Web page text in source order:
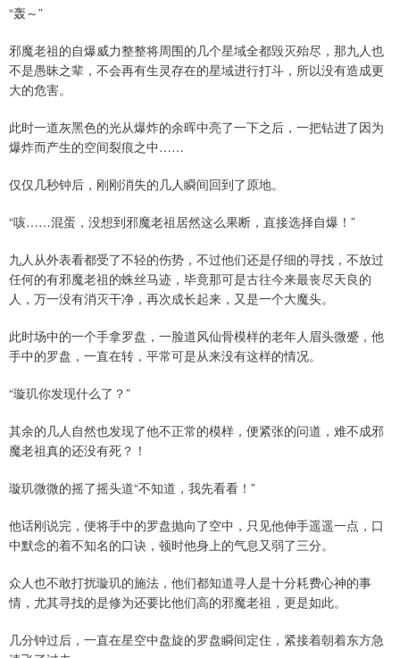
“轰～”
邪魔老祖的自爆威力整整将周围的几个星域全都毁灭殆尽，那九人也
不是愚昧之辈，不会再有生灵存在的星域进行打斗，所以没有造成更
大的危害。
此时一道灰黑色的光从爆炸的余晖中亮了一下之后，一把钻进了因为
爆炸而产生的空间裂痕之中……
仅仅几秒钟后，刚刚消失的几人瞬间回到了原地。
“咳……混蛋，没想到邪魔老祖居然这么果断，直接选择自爆！”
九人从外表看都受了不轻的伤势，不过他们还是仔细的寻找，不放过
任何的有邪魔老祖的蛛丝马迹，毕竟那可是古往今来最丧尽天良的
人，万一没有消灭干净，再次成长起来，又是一个大魔头。
此时场中的一个手拿罗盘，一脸道风仙骨模样的老年人眉头微蹙，他
手中的罗盘，一直在转，平常可是从来没有这样的情况。
“璇玑你发现什么了？”
其余的几人自然也发现了他不正常的模样，便紧张的问道，难不成邪
魔老祖真的还没有死？！
璇玑微微的摇了摇头道“不知道，我先看看！”
他话刚说完，便将手中的罗盘抛向了空中，只见他伸手遥遥一点，口
中默念的着不知名的口诀，顿时他身上的气息又弱了三分。
众人也不敢打扰璇玑的施法，他们都知道寻人是十分耗费心神的事
情，尤其寻找的是修为还要比他们高的邪魔老祖，更是如此。
几分钟过后，一直在星空中盘旋的罗盘瞬间定住，紧接着朝着东方急